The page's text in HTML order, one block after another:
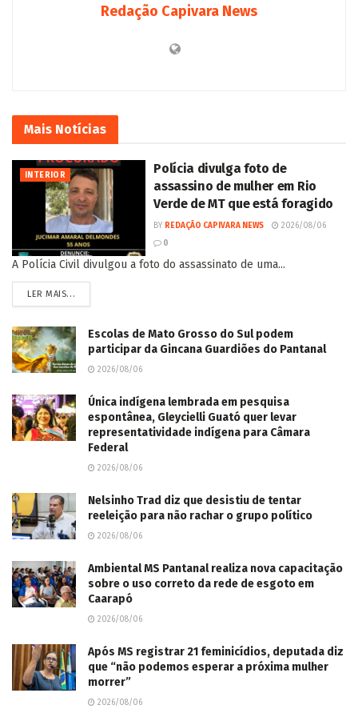
Redação Capivara News
Mais Notícias
INTERIOR
Polícia divulga foto de
assassino de mulher em Rio
Verde de MT que está foragido
BY REDAÇÃO CAPIVARA NEWS
2026/08/06
0
A Polícia Civil divulgou a foto do assassinato de uma...
LER MAIS...
Escolas de Mato Grosso do Sul podem
participar da Gincana Guardiões do Pantanal
2026/08/06
Única indígena lembrada em pesquisa
espontânea, Gleycielli Guató quer levar
representatividade indígena para Câmara
Federal
2026/08/06
Nelsinho Trad diz que desistiu de tentar
reeleição para não rachar o grupo político
2026/08/06
Ambiental MS Pantanal realiza nova capacitação
sobre o uso correto da rede de esgoto em
Caarapó
2026/08/06
Após MS registrar 21 feminicídios, deputada diz
que “não podemos esperar a próxima mulher
morrer”
2026/08/06